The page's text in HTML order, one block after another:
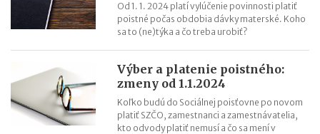
Od 1. 1. 2024 platí vylúčenie povinnosti platiť
poistné počas obdobia dávky materské. Koho
sa to (ne)týka a čo treba urobiť?
Výber a platenie poistného:
zmeny od 1.1.2024
Koľko budú do Sociálnej poisťovne po novom
platiť SZČO, zamestnanci a zamestnávatelia,
kto odvody platiť nemusí a čo sa mení v